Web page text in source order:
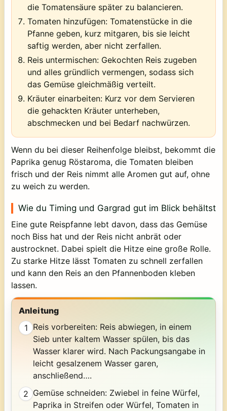
die Tomatensäure später zu balancieren.
Tomaten hinzufügen: Tomatenstücke in die
Pfanne geben, kurz mitgaren, bis sie leicht
saftig werden, aber nicht zerfallen.
Reis untermischen: Gekochten Reis zugeben
und alles gründlich vermengen, sodass sich
das Gemüse gleichmäßig verteilt.
Kräuter einarbeiten: Kurz vor dem Servieren
die gehackten Kräuter unterheben,
abschmecken und bei Bedarf nachwürzen.
Wenn du bei dieser Reihenfolge bleibst, bekommt die
Paprika genug Röstaroma, die Tomaten bleiben
frisch und der Reis nimmt alle Aromen gut auf, ohne
zu weich zu werden.
Wie du Timing und Gargrad gut im Blick behältst
Eine gute Reispfanne lebt davon, dass das Gemüse
noch Biss hat und der Reis nicht anbrät oder
austrocknet. Dabei spielt die Hitze eine große Rolle.
Zu starke Hitze lässt Tomaten zu schnell zerfallen
und kann den Reis an den Pfannenboden kleben
lassen.
Anleitung
1 Reis vorbereiten: Reis abwiegen, in einem
Sieb unter kaltem Wasser spülen, bis das
Wasser klarer wird. Nach Packungsangabe in
leicht gesalzenem Wasser garen,
anschließend….
2 Gemüse schneiden: Zwiebel in feine Würfel,
Paprika in Streifen oder Würfel, Tomaten in